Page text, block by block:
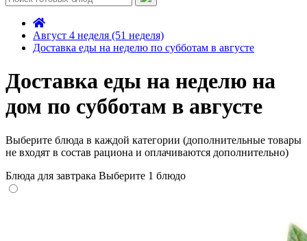
Август 4 неделя (51 неделя)
Доставка еды на неделю по субботам в августе
Доставка еды на неделю на
дом по субботам в августе
Выберите блюда в каждой категории (дополнительные товары
не входят в состав рациона и оплачиваются дополнительно)
Блюда для завтрака Выберите 1 блюдо